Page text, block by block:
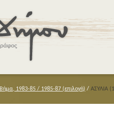
Βήμα, 1983-85 / 1985-87 (επιλογή) / ΑΣΥΛΙΑ